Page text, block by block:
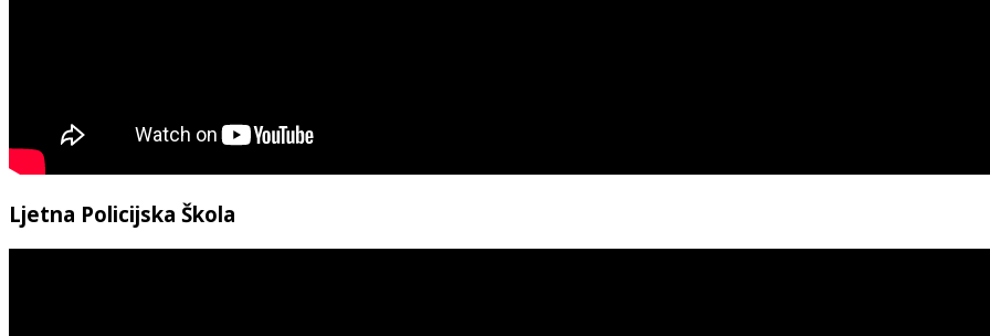
Ljetna Policijska Škola